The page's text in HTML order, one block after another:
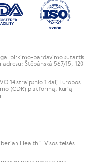
pirkimo-pardavimo sutartis
Štěpánská 567/15, 120
14 straipsnio 1 dalį Europos
(ODR) platformą, kurią
Health“. Visos teisės